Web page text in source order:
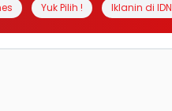
Yuk Pilih ! Iklanin di IDN